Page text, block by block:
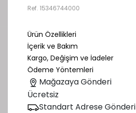
Ref. 15346744000
Ürün Özellikleri
İçerik ve Bakım
Kargo, Değişim ve İadeler
Ödeme Yöntemleri
Mağazaya Gönderi
Ücretsiz
Standart Adrese Gönderi